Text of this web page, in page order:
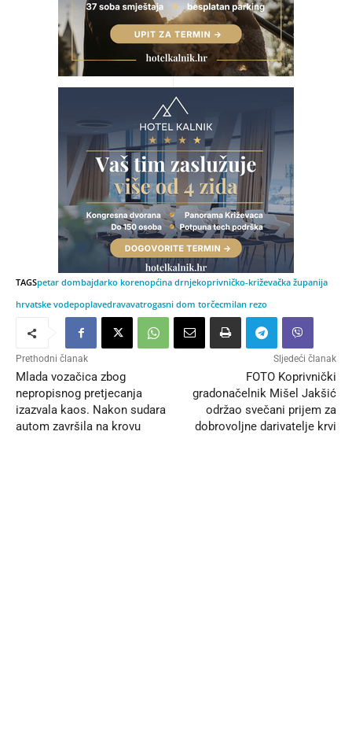
TAGSpetar dombajdarko korenopćina drnjekoprivničko-križevačka županija
hrvatske vodepoplavedravavatrogasni dom torčecmilan rezo
Prethodni članak
Mlada vozačica zbog
nepropisnog pretjecanja
izazvala kaos. Nakon sudara
autom završila na krovu
Sljedeći članak
FOTO Koprivnički
gradonačelnik Mišel Jakšić
održao svečani prijem za
dobrovoljne darivatelje krvi